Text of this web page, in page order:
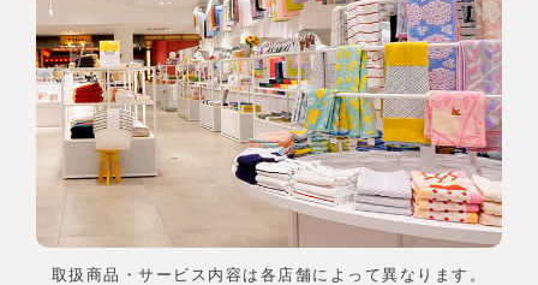
取扱商品・サービス内容は各店舗によって異なります。